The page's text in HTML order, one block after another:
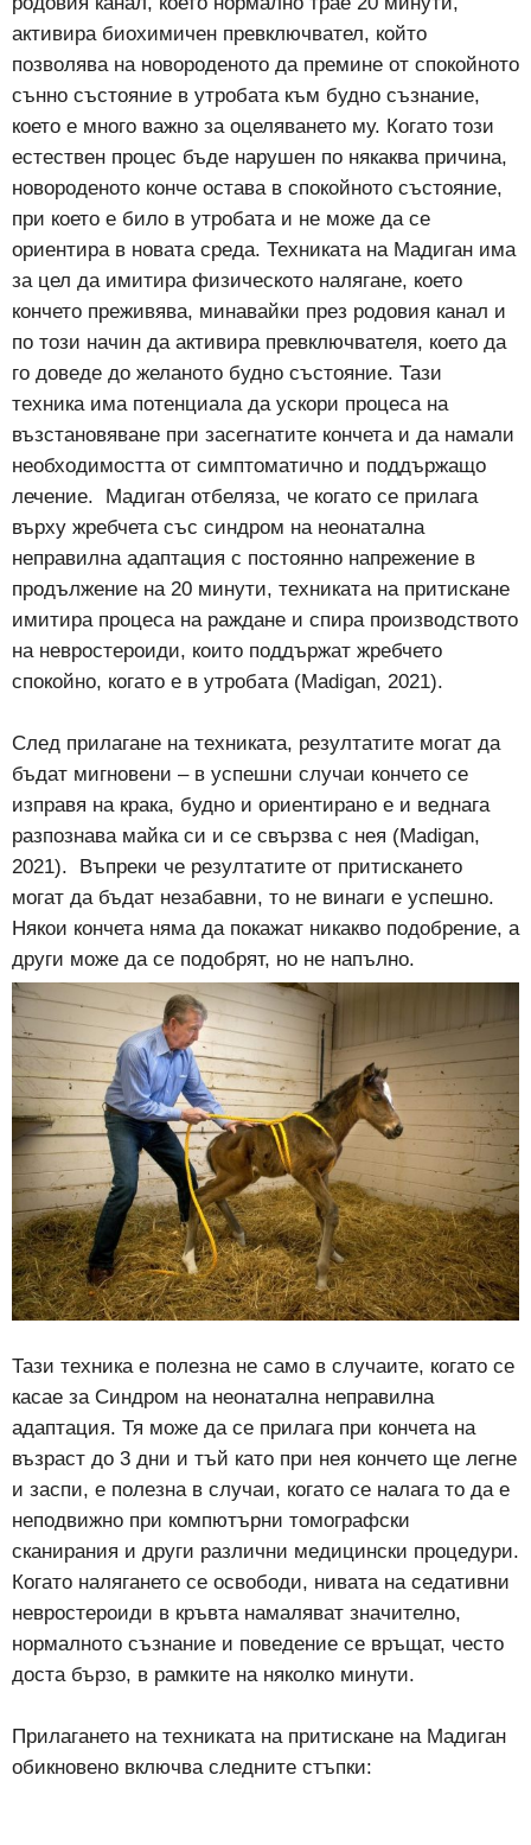
активира биохимичен превключвател, който
позволява на новороденото да премине от спокойното
сънно състояние в утробата към будно съзнание,
което е много важно за оцеляването му. Когато този
естествен процес бъде нарушен по някаква причина,
новороденото конче остава в спокойното състояние,
при което е било в утробата и не може да се
ориентира в новата среда. Техниката на Мадиган има
за цел да имитира физическото налягане, което
кончето преживява, минавайки през родовия канал и
по този начин да активира превключвателя, което да
го доведе до желаното будно състояние. Тази
техника има потенциала да ускори процеса на
възстановяване при засегнатите кончета и да намали
необходимостта от симптоматично и поддържащо
лечение.
Мадиган отбеляза, че когато се прилага
върху жребчета със синдром на неонатална
неправилна адаптация с постоянно напрежение в
продължение на 20 минути, техниката на притискане
имитира процеса на раждане и спира производството
на невростероиди, които поддържат жребчето
спокойно, когато е в утробата (Madigan, 2021).
След прилагане на техниката, резултатите могат да
бъдат мигновени – в успешни случаи кончето се
изправя на крака, будно и ориентирано е и веднага
разпознава майка си и се свързва с нея (Madigan,
2021).
Въпреки че резултатите от притискането
могат да бъдат незабавни, то не винаги е успешно.
Някои кончета няма да покажат никакво подобрение, а
други може да се подобрят, но не напълно.
Тази техника е полезна не само в случаите, когато се
касае за Синдром на неонатална неправилна
адаптация. Тя може да се прилага при кончета на
възраст до 3 дни и тъй като при нея кончето ще легне
и заспи, е полезна в случаи, когато се налага то да е
неподвижно при компютърни томографски
сканирания и други различни медицински процедури.
Когато налягането се освободи, нивата на седативни
невростероиди в кръвта намаляват значително,
нормалното съзнание и поведение се връщат, често
доста бързо, в рамките на няколко минути.
Прилагането на техниката на притискане на Мадиган
обикновено включва следните стъпки: